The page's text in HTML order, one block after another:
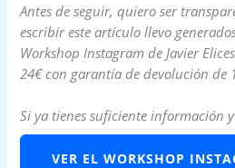
Antes de seguir, quiero ser
escribir este artículo llevo
Workshop Instagram de Javier
24€ con garantía de devolución de
Si ya tienes suficiente información
VER EL WORKSHOP